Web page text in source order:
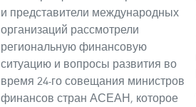
и представители международных
организаций рассмотрели
региональную финансовую
ситуацию и вопросы развития во
время 24-го совещания министров
финансов стран АСЕАН, которое